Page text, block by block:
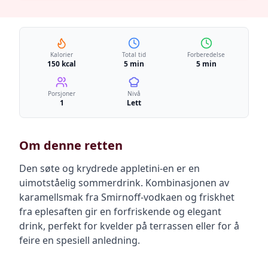
Kalorier
150 kcal
Total tid
5 min
Forberedelse
5 min
Porsjoner
1
Nivå
Lett
Om denne retten
Den søte og krydrede appletini-en er en
uimotståelig sommerdrink. Kombinasjonen av
karamellsmak fra Smirnoff-vodkaen og friskhet
fra eplesaften gir en forfriskende og elegant
drink, perfekt for kvelder på terrassen eller for å
feire en spesiell anledning.